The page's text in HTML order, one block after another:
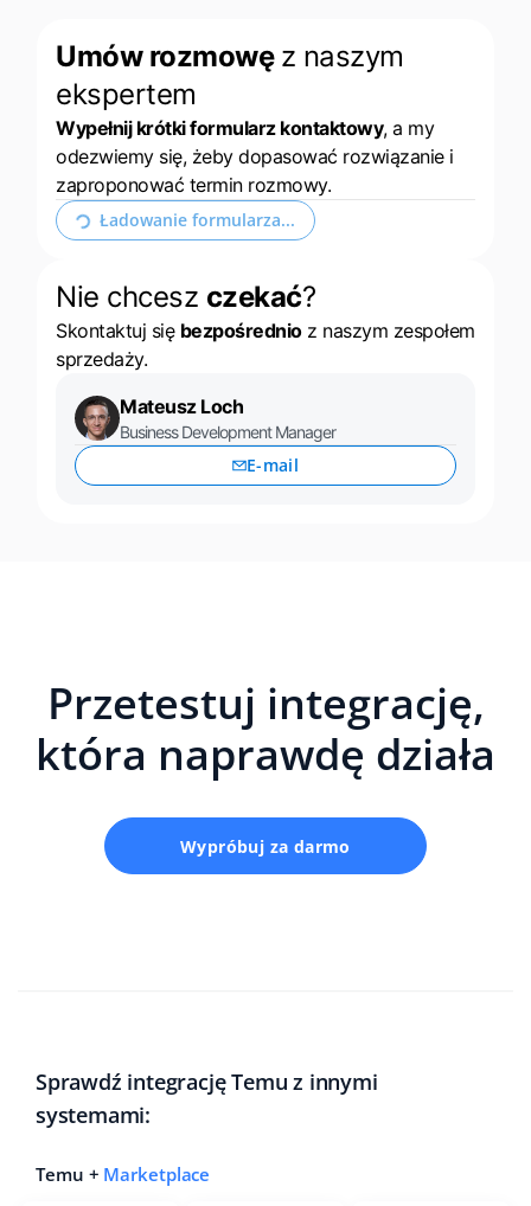
Umów rozmowę z naszym
ekspertem
Wypełnij krótki formularz kontaktowy, a my
odezwiemy się, żeby dopasować rozwiązanie i
zaproponować termin rozmowy.
Rozwiń formularz kontaktowy
Nie chcesz czekać?
Skontaktuj się bezpośrednioz naszym zespołem
sprzedaży.
Mateusz Loch
Business Development Manager
E-mail
Przetestuj integrację,
która naprawdę działa
Wypróbuj za darmo
Sprawdź integrację Temu z innymi
systemami:
Temu + Marketplace